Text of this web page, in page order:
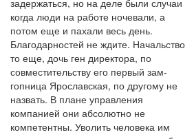
задержаться, но на деле были случаи
когда люди на работе ночевали, а
потом еще и пахали весь день.
Благодарностей не ждите. Начальство
то еще, дочь ген директора, по
совместительству его первый зам-
гопница Ярославская, по другому не
назвать. В плане управления
компанией они абсолютно не
компетентны. Уволить человека им